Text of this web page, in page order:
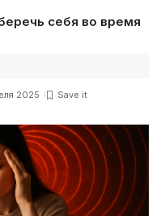
себя во время
2025